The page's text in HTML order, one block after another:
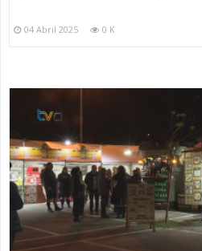
04 Abril 2025 0 K